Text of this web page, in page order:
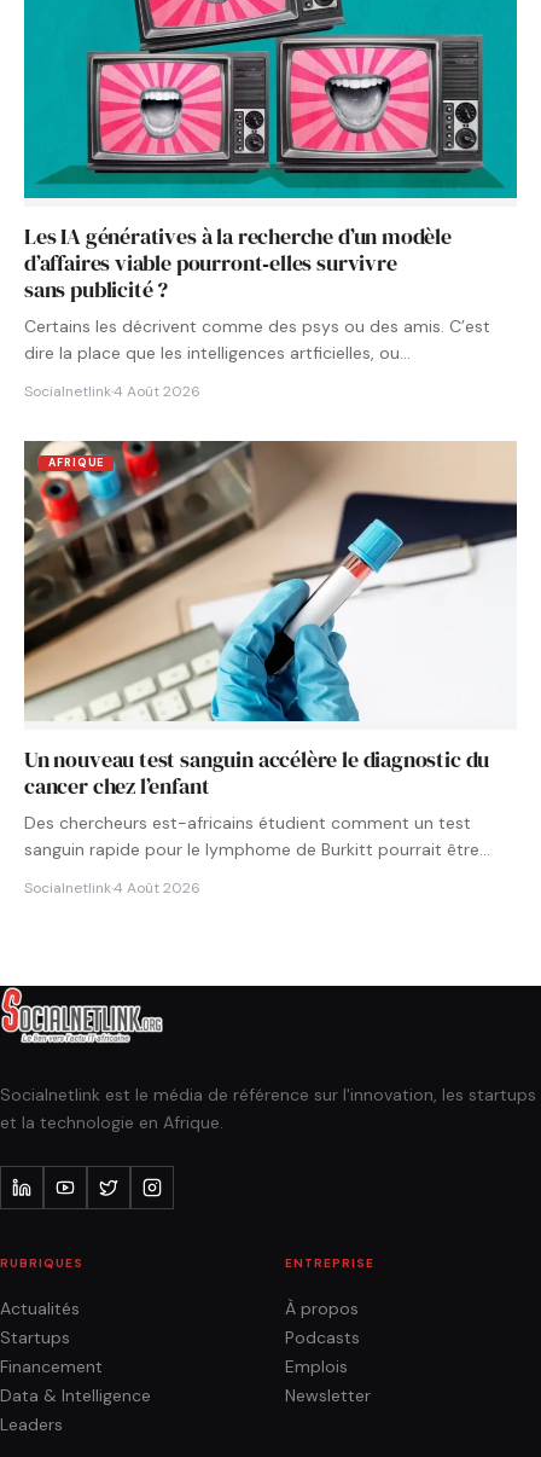
Les IA génératives à la recherche d’un modèle
d’affaires viable pourront‑elles survivre
sans publicité ?
Certains les décrivent comme des psys ou des amis. C’est
dire la place que les intelligences artficielles, ou…
Socialnetlink·4 Août 2026
AFRIQUE
Un nouveau test sanguin accélère le diagnostic du
cancer chez l’enfant
Des chercheurs est-africains étudient comment un test
sanguin rapide pour le lymphome de Burkitt pourrait être
Socialnetlink·4 Août 2026
Socialnetlink est le média de référence sur l'innovation, les startups
et la technologie en Afrique.
RUBRIQUES
Actualités
Startups
Financement
Data & Intelligence
Leaders
ENTREPRISE
À propos
Podcasts
Emplois
Newsletter